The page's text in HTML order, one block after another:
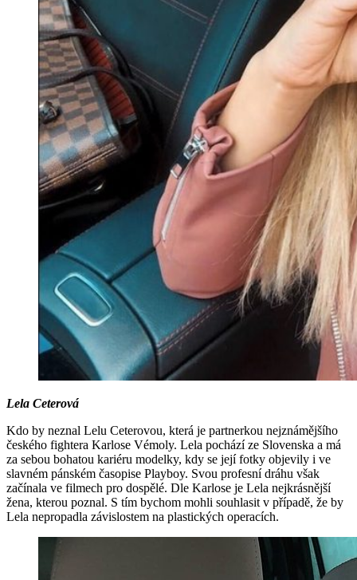
Lela Ceterová
Kdo by neznal Lelu Ceterovou, která je partnerkou nejznámějšího
českého fightera Karlose Vémoly. Lela pochází ze Slovenska a má
za sebou bohatou kariéru modelky, kdy se její fotky objevily i ve
slavném pánském časopise Playboy. Svou profesní dráhu však
začínala ve filmech pro dospělé. Dle Karlose je Lela nejkrásnější
žena, kterou poznal. S tím bychom mohli souhlasit v případě, že by
Lela nepropadla závislostem na plastických operacích.